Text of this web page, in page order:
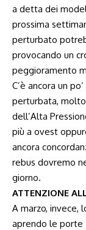
a detta dei
prossima
perturbato
provocando un
peggioramento
C’è ancora un
perturbata,
dell’Alta
più a ovest
ancora
rebus dovremo
giorno.
ATTENZIONE
A marzo, invece,
aprendo le porte